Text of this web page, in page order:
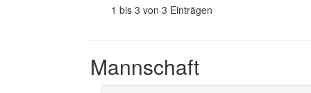
1 bis 3 von 3 Einträgen
Mannschaft